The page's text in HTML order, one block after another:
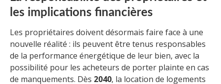
les implications financières
Les propriétaires doivent désormais faire face à une
nouvelle réalité : ils peuvent être tenus responsables
de la performance énergétique de leur bien, avec la
possibilité pour les acheteurs de porter plainte en cas
de manquements. Dès 2040, la location de logements